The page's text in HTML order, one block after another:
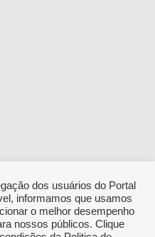
dos usuários do Portal
informamos que usamos
o melhor desempenho
nossos públicos. Clique